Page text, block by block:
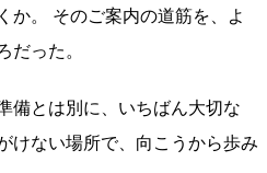
か。 そのご案内の道筋を、よ
だった。
備とは別に、いちばん大切な
けない場所で、向こうから歩み